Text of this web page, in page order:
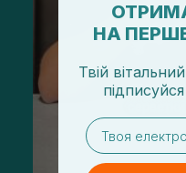
НА
Твій
підписуйся
email